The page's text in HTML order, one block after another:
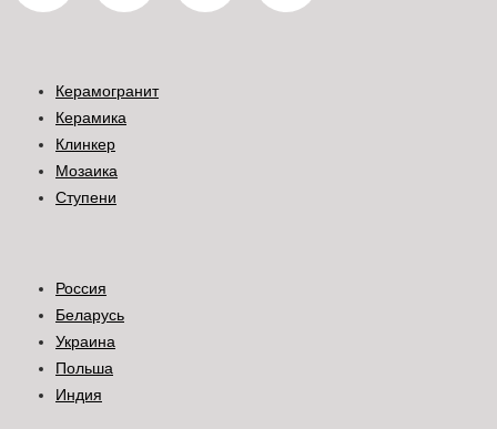
Керамогранит
Керамика
Клинкер
Мозаика
Ступени
Россия
Беларусь
Украина
Польша
Индия